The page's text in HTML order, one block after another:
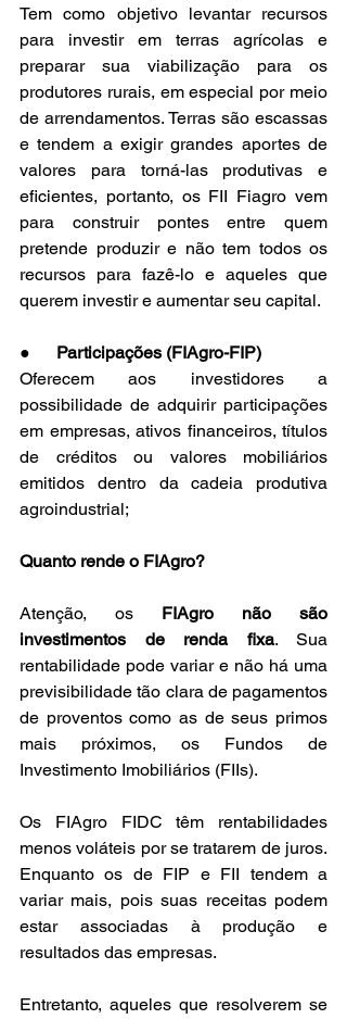
Tem como objetivo levantar recursos
para investir em terras agrícolas e
preparar sua viabilização para os
produtores rurais, em especial por meio
de arrendamentos. Terras são escassas
e tendem a exigir grandes aportes de
valores para torná-las produtivas e
eficientes, portanto, os FII Fiagro vem
para construir pontes entre quem
pretende produzir e não tem todos os
recursos para fazê-lo e aqueles que
querem investir e aumentar seu capital.
● Participações (FIAgro-FIP)
Oferecem aos investidores a
possibilidade de adquirir participações
em empresas, ativos financeiros, títulos
de créditos ou valores mobiliários
emitidos dentro da cadeia produtiva
agroindustrial;
Quanto rende o FIAgro?
Atenção, os FIAgro não são
investimentos de renda fixa. Sua
rentabilidade pode variar e não há uma
previsibilidade tão clara de pagamentos
de proventos como as de seus primos
mais próximos, os Fundos de
Investimento Imobiliários (FIIs).
Os FIAgro FIDC têm rentabilidades
menos voláteis por se tratarem de juros.
Enquanto os de FIP e FII tendem a
variar mais, pois suas receitas podem
estar associadas à produção e
resultados das empresas.
Entretanto, aqueles que resolverem se